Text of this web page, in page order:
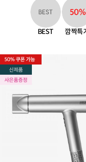
BEST 깜짝특